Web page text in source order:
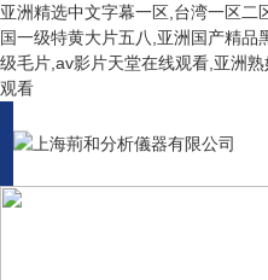
亚洲精选中文字幕一区,台湾一区二
国一级特黄大片五八,亚洲国产精
级毛片,av影片天堂在线观看,亚洲
观看
產